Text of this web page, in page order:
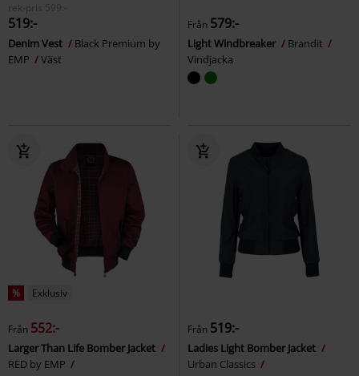
rek-pris
599:-
519:-
Denim Vest
Black Premium by
EMP
Väst
Från 579:-
Light Windbreaker
Brandit
Vindjacka
% Exklusiv
Från 552:-
Larger Than Life Bomber Jacket
RED by EMP
Från 519:-
Ladies Light Bomber Jacket
Urban Classics